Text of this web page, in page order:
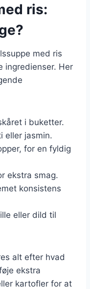
ris:
med ris
ingredienser. Her
i buketter.
eller jasmin.
for en fyldig
ekstra smag.
konsistens
eller dild til
alt efter hvad
ekstra
kartofler for at